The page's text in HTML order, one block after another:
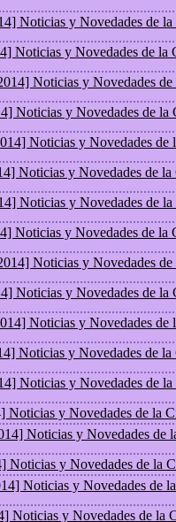
Noticias y Novedades de
Noticias y Novedades de la
Noticias y Novedades
Noticias y Novedades de la
Noticias y Novedades de
Noticias y Novedades de
Noticias y Novedades de
Noticias y Novedades de la
Noticias y Novedades
Noticias y Novedades de la
Noticias y Novedades de
Noticias y Novedades de
Noticias y Novedades de
Noticias y Novedades de la
Noticias y Novedades de
Noticias y Novedades de la
Noticias y Novedades de
Noticias y Novedades de la